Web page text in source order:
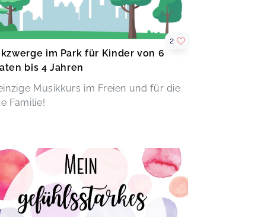
im Park für Kinder von 6
bis 4 Jahren
Musikkurs im Freien und für die
Familie!
2